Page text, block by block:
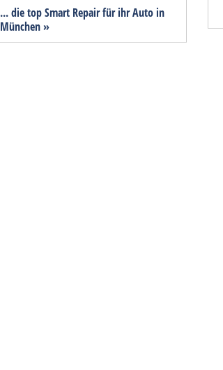
... die top Smart Repair für ihr Auto in
München »